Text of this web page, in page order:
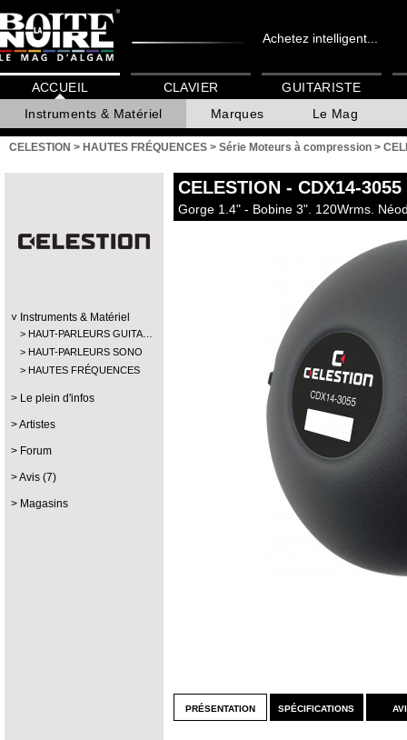
Achetez intelligent...
ACCUEIL
Instruments & Matériel
Marques Le Mag
CLAVIER GUITARISTE
CELESTION > HAUTES FRÉQUENCES > Série Moteurs à compression >
Instruments & Matériel
HAUT-PARLEURS GUITA…
HAUT-PARLEURS SONO
HAUTES FRÉQUENCES
Le plein d'infos
Artistes
Forum
Avis (7)
Magasins
CELESTION - CDX14-3055
Gorge 1.4" - Bobine 3". 120Wrms.
présentation spécifications